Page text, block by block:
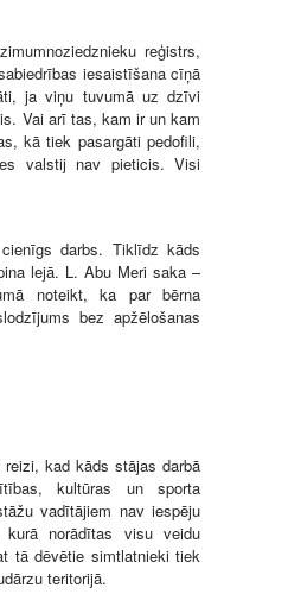
reģistrs,
iesaistīšana cīņā
ja viņu tuvumā uz dzīvi
Vai arī tas, kam ir un kam
kā tiek pasargāti pedofili,
valstij nav pieticis. Visi
darbs. Tiklīdz kāds
lejā. L. Abu Meri saka –
noteikt, ka par bērna
bez apžēlošanas
kad kāds stājas darbā
kultūras un sporta
vadītājiem nav iespēju
norādītas visu veidu
tā dēvētie simtlatnieki tiek
teritorijā.